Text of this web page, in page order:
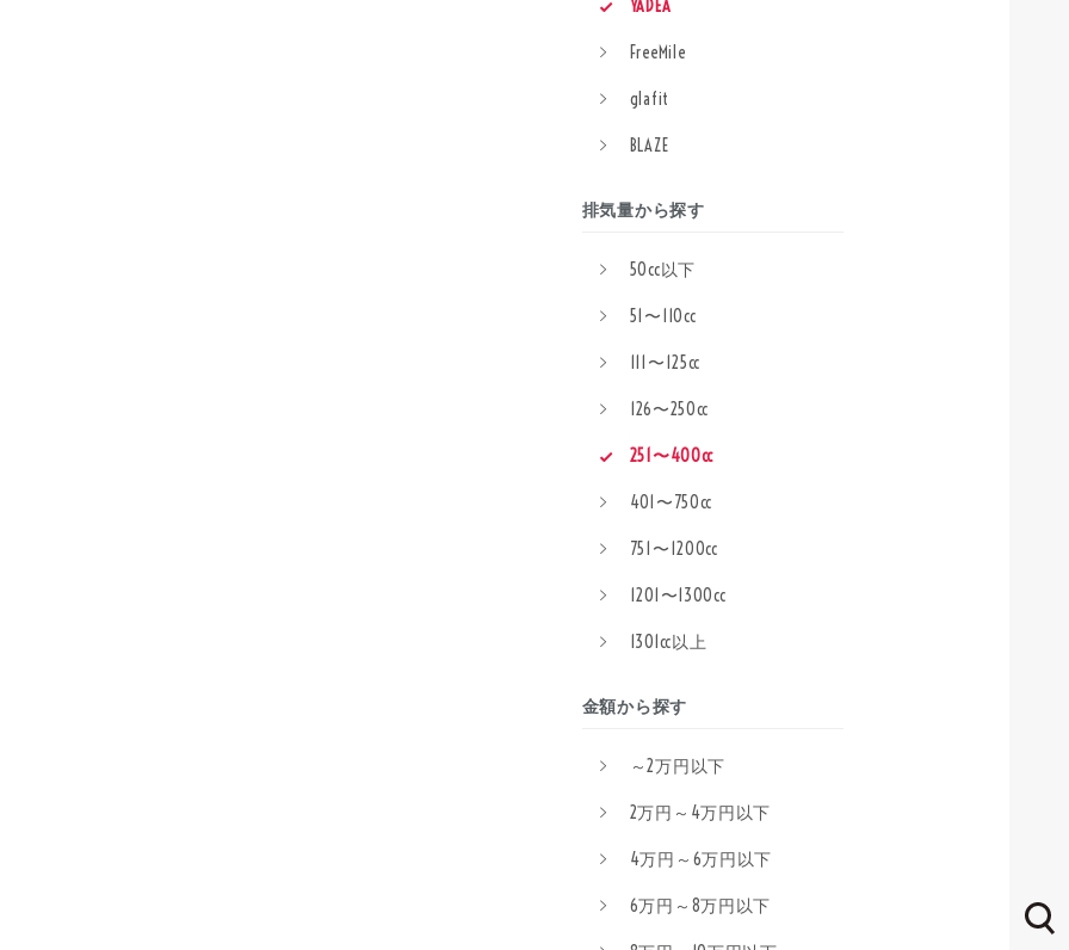
YADEA
FreeMile
glafit
BLAZE
排気量から探す
50cc以下
51〜110cc
111〜125cc
126〜250cc
251〜400cc
401〜750cc
751〜1200cc
1201〜1300cc
1301cc以上
金額から探す
～2万円以下
2万円～4万円以下
4万円～6万円以下
6万円～8万円以下